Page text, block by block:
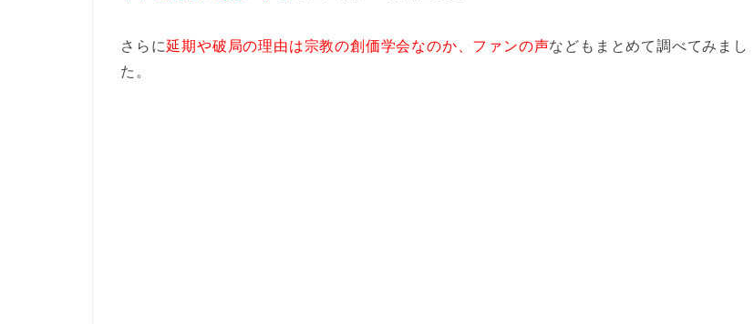
さらに延期や破局の理由は宗教の創価学会なのか、ファンの声などもまとめて調べてみまし
た。